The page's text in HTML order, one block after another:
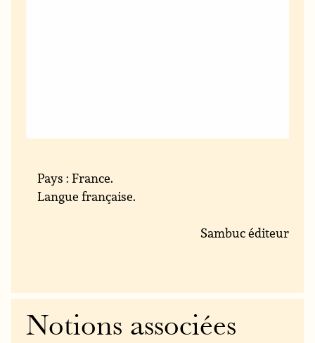
Pays : France.
Langue française.
Sambuc éditeur
Notions associées